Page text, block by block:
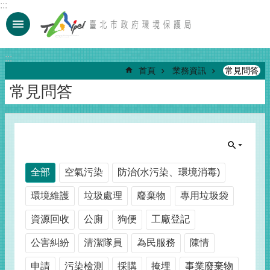
跳到主要內容區塊
:::
:::
首頁 業務資訊 常見問答
常見問答
全部 空氣污染 防治(水污染、環境消毒)
環境維護 垃圾處理 廢棄物 專用垃圾袋
資源回收 公廁 狗便 工廠登記
公害糾紛 清潔隊員 為民服務 陳情
申請 污染檢測 採購 掩埋 事業廢棄物